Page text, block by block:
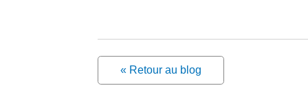
« Retour au blog